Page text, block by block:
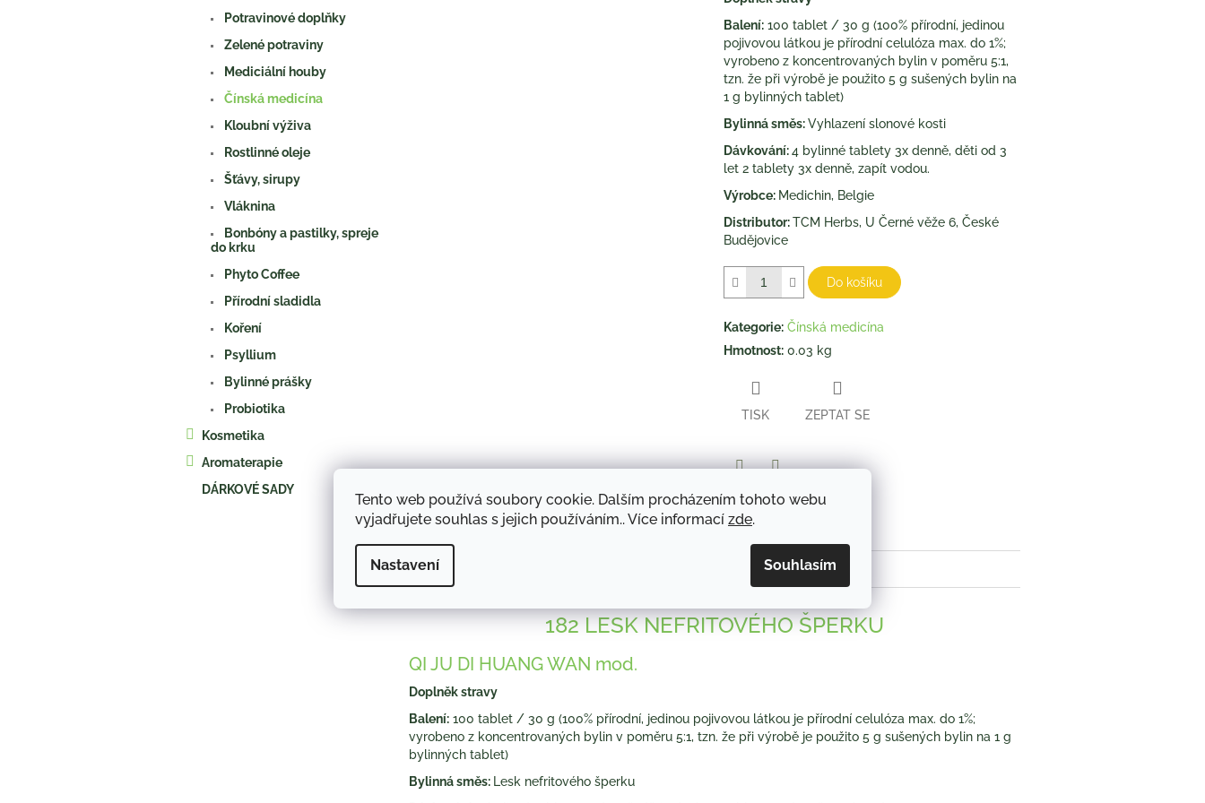
Tento web používá soubory cookie. Dalším procházením tohoto webu
vyjadřujete souhlas s jejich používáním.. Více informací zde.
Nastavení Souhlasím
Potravinové doplňky
Zelené potraviny
Mediciální houby
Čínská medicína
Kloubní výživa
Rostlinné oleje
Šťávy, sirupy
Vláknina
Bonbóny a pastilky, spreje
do krku
Phyto Coffee
Přírodní sladidla
Koření
Psyllium
Bylinné prášky
Probiotika
Kosmetika
Aromaterapie
DÁRKOVÉ SADY
5
hvězdiček.
Balení: 100 tablet / 30 g (100% přírodní, jedinou
pojivovou látkou je přírodní celulóza max. do 1%;
vyrobeno z koncentrovaných bylin v poměru 5:1,
tzn. že při výrobě je použito 5 g sušených bylin na
1 g bylinných tablet)
Bylinná směs:Vyhlazení slonové kosti
Dávkování:4 bylinné tablety 3x denně, děti od 3
let 2 tablety 3x denně, zapít vodou.
Výrobce: Medichin, Belgie
Distributor:TCM Herbs, U Černé věže 6, České
Budějovice
Do košíku
Kategorie: Čínská medicína
Hmotnost: 0.03 kg
TISK ZEPTAT SE
182 LESK NEFRITOVÉHO ŠPERKU
QI JU DI HUANG WAN mod.
Doplněk stravy
Balení: 100 tablet / 30 g (100% přírodní, jedinou pojivovou látkou je přírodní celulóza max. do 1%;
vyrobeno z koncentrovaných bylin v poměru 5:1, tzn. že při výrobě je použito 5 g sušených bylin na 1 g
bylinných tablet)
Bylinná směs: Lesk nefritového šperku